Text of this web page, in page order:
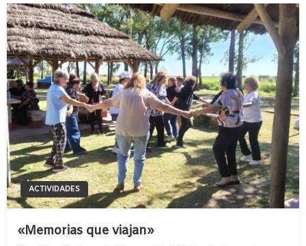
ACTIVIDADES
«Memorias que viajan»